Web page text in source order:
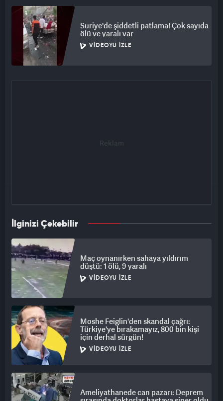
Suriye'de şiddetli patlama! Çok sayıda
ölü ve yaralı var
VIDEOYU İZLE
İlginizi Çekebilir
Maç oynanırken sahaya yıldırım
düştü: 1 ölü, 9 yaralı
VIDEOYU İZLE
Moshe Feiglin'den skandal çağrı:
Türkiye'ye bırakamayız, 800 bin kişi
için derhal sürgün!
VIDEOYU İZLE
Ameliyathanede can pazarı: Deprem